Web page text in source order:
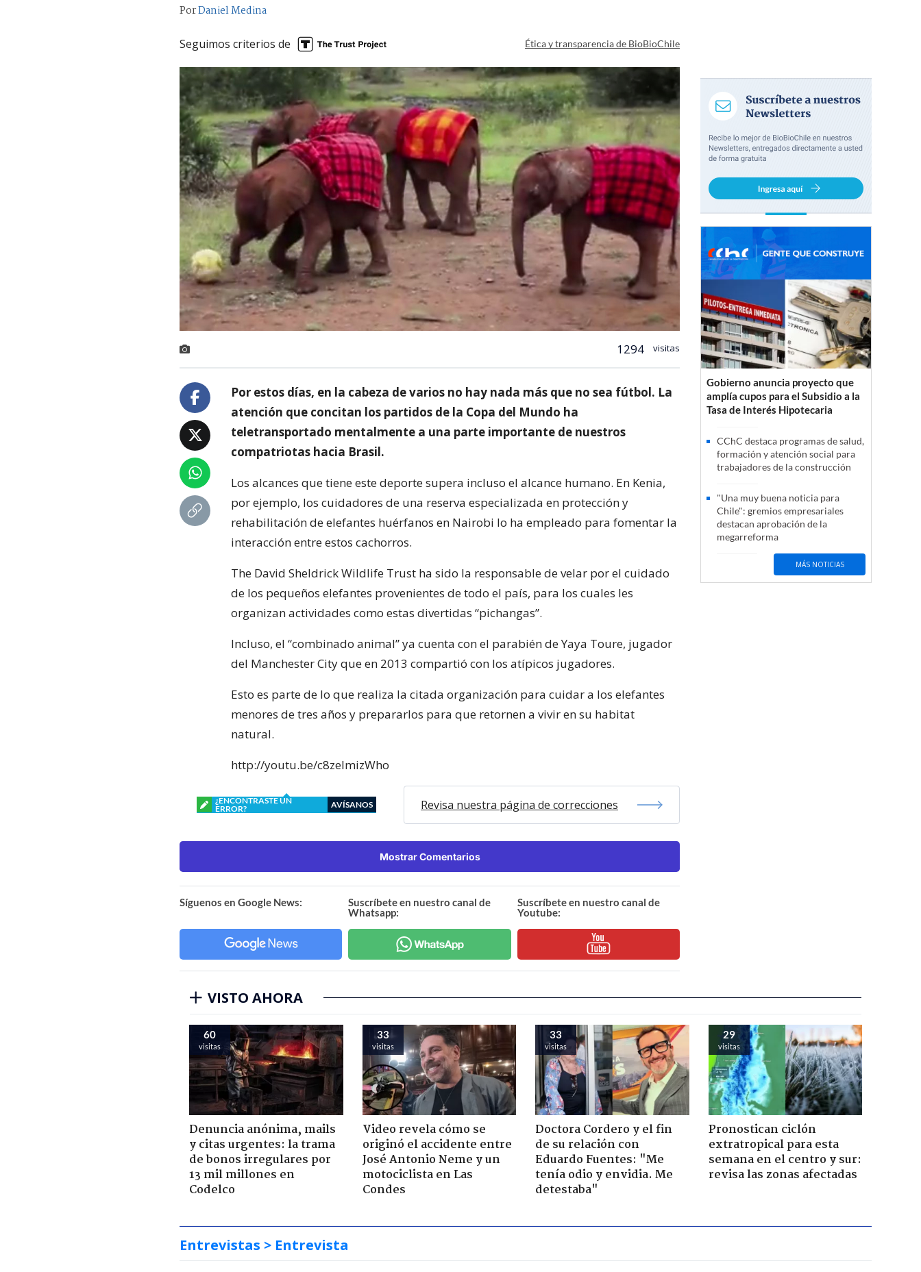
PorDaniel Medina
Seguimos criterios de Ética y transparencia de BioBioChile
1294 visitas
Por estos días, en la cabeza de varios no hay nada más que no sea fútbol. La
atención que concitan los partidos de la Copa del Mundo ha
teletransportado mentalmente a una parte importante de nuestros
compatriotas hacia Brasil.
Los alcances que tiene este deporte supera incluso el alcance humano. En Kenia,
por ejemplo, los cuidadores de una reserva especializada en protección y
rehabilitación de elefantes huérfanos en Nairobi lo ha empleado para fomentar la
interacción entre estos cachorros.
The David Sheldrick Wildlife Trust ha sido la responsable de velar por el cuidado
de los pequeños elefantes provenientes de todo el país, para los cuales les
organizan actividades como estas divertidas “pichangas”.
Incluso, el “combinado animal” ya cuenta con el parabién de Yaya Toure, jugador
del Manchester City que en 2013 compartió con los atípicos jugadores.
Esto es parte de lo que realiza la citada organización para cuidar a los elefantes
menores de tres años y prepararlos para que retornen a vivir en su habitat
natural.
http://youtu.be/c8zelmizWho
¿ENCONTRASTE UN
ERROR?
AVÍSANOS Revisa nuestra página de correcciones
Mostrar Comentarios
Síguenos en Google News:
Suscríbete en nuestro canal de
Whatsapp:
Suscríbete en nuestro canal de
Youtube:
Gobierno anuncia proyecto que
amplía cupos para el Subsidio a la
Tasa de Interés Hipotecaria
CChC destaca programas de salud,
formación y atención social para
trabajadores de la construcción
"Una muy buena noticia para
Chile": gremios empresariales
destacan aprobación de la
megarreforma
MÁS NOTICIAS
VISTO AHORA
60
visitas
Denuncia anónima, mails
y citas urgentes: la trama
de bonos irregulares por
13 mil millones en
Codelco
33
visitas
Video revela cómo se
originó el accidente entre
José Antonio Neme y un
motociclista en Las
Condes
33
visitas
Doctora Cordero y el fin
de su relación con
Eduardo Fuentes: "Me
tenía odio y envidia. Me
detestaba"
29
visitas
Pronostican ciclón
extratropical para esta
semana en el centro y sur:
revisa las zonas afectadas
Entrevistas > Entrevista